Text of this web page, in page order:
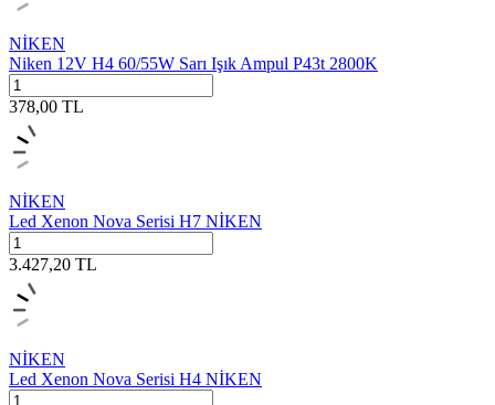
NİKEN
Niken 12V H4 60/55W Sarı Işık Ampul P43t 2800K
378,00 TL
NİKEN
Led Xenon Nova Serisi H7 NİKEN
3.427,20 TL
NİKEN
Led Xenon Nova Serisi H4 NİKEN